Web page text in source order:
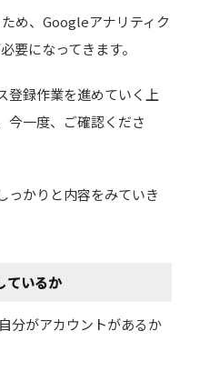
め、Googleアナリティク
要になってきます。
登録作業を進めていく上
今一度、ご確認くださ
っかりと内容をみていき
ているか
分がアカウントがあるか